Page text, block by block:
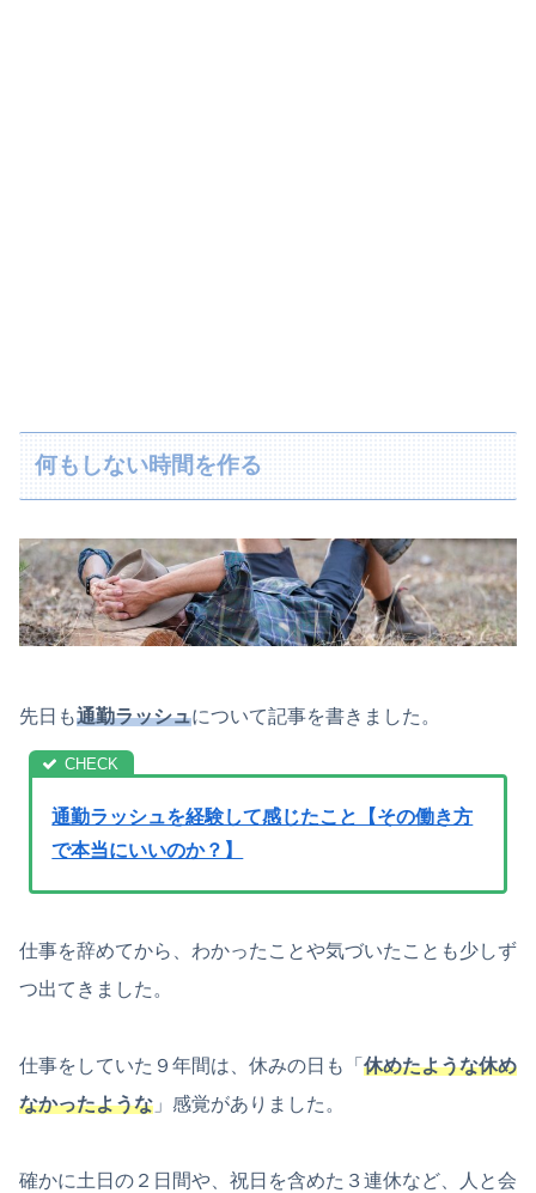
何もしない時間を作る
先日も通勤ラッシュについて記事を書きました。
通勤ラッシュを経験して感じたこと【その働き方
で本当にいいのか？】
仕事を辞めてから、わかったことや気づいたことも少しず
つ出てきました。
仕事をしていた９年間は、休みの日も「 休めたような休め
なかったような 」感覚がありました。
確かに土日の２日間や、祝日を含めた３連休など、人と会